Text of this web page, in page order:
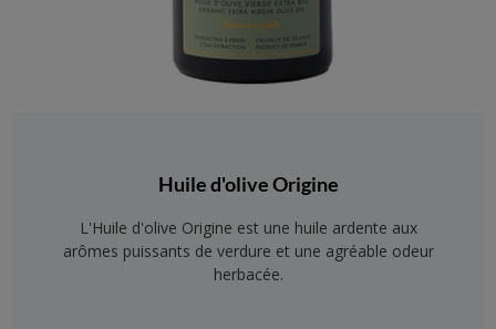
Huile d'olive Origine
L'Huile d'olive Origine est une huile ardente aux
arômes puissants de verdure et une agréable odeur
herbacée.